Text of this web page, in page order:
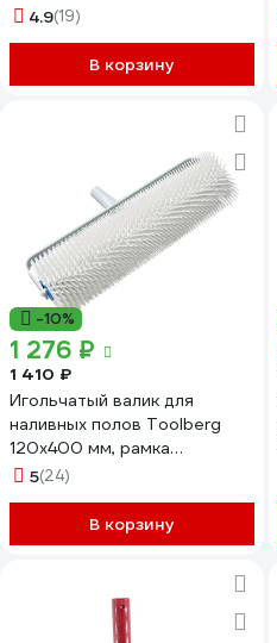
4.9(19)
В корзину
-10%
1 276 ₽
1 410 ₽
Игольчатый валик для
наливных полов Toolberg
120x400 мм, рамка
ЛА-00001743
5(24)
В корзину